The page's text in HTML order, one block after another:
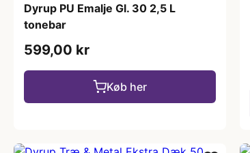
Dyrup PU Emalje Gl. 30 2,5 L
tonebar
599,00 kr
Køb her